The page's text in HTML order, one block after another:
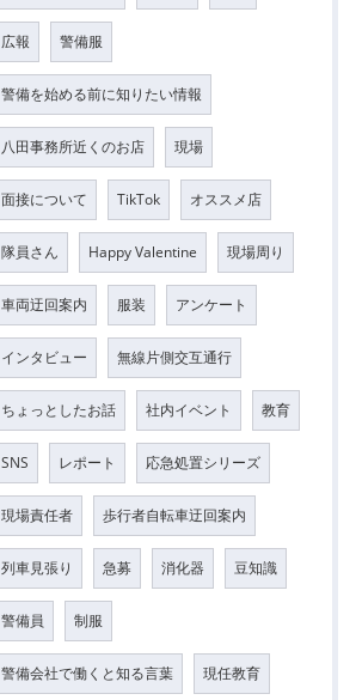
広報 警備服
警備を始める前に知りたい情報
八田事務所近くのお店 現場
面接について TikTok オススメ店
隊員さん Happy Valentine 現場周り
車両迂回案内 服装 アンケート
インタビュー 無線片側交互通行
ちょっとしたお話 社内イベント 教育
SNS レポート 応急処置シリーズ
現場責任者 歩行者自転車迂回案内
列車見張り 急募 消化器 豆知識
警備員 制服
警備会社で働くと知る言葉 現任教育